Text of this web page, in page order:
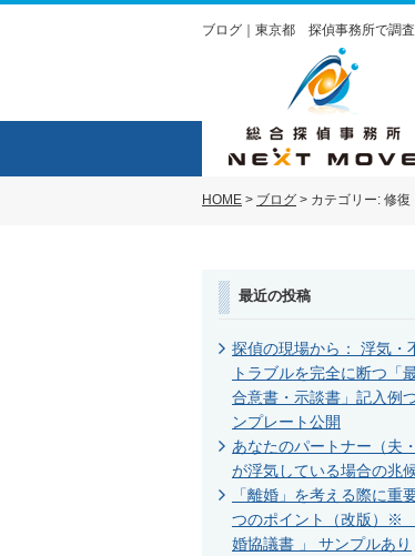
ブログ｜東京都 探偵事務所で調
HOME > ブログ > カテゴリー: 修復
最近の投稿
探偵の現場から： 浮気・
トラブルを完全に断つ「
合意書・示談書」記入例
ンプレート公開
あなたのパートナー（夫・
が浮気している場合の兆
「離婚」を考える際に重
つのポイント（改版）※
婚協議書 」 サンプルあり